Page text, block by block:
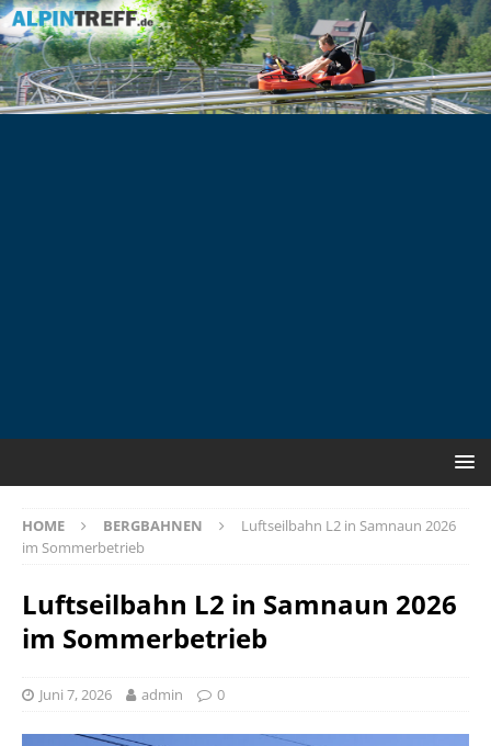
HOME BERGBAHNEN
Luftseilbahn L2 in Samnaun 2026
im Sommerbetrieb
Luftseilbahn L2 in Samnaun 2026
im Sommerbetrieb
Juni 7, 2026 admin 0